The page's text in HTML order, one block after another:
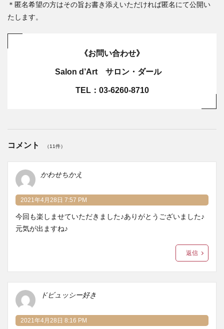
＊匿名希望の方はその旨お書き添えいただければ匿名にて公開い
たします。
《お問い合わせ》
Salon d’Art サロン・ダール
TEL：03-6260-8710
コメント （11件）
かわせちかえ
2021年4月28日 7:57 PM
今回も楽しませていただきました♪ありがとうございました♪
元気が出ますね♪
返信
ドビュッシー好き
2021年4月28日 8:16 PM